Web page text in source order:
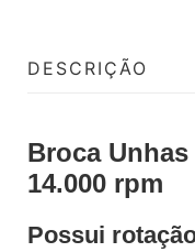
DESCRIÇÃO
Broca
14.000 rpm
Possui